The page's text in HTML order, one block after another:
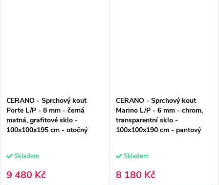
CERANO - Sprchový kout
Porte L/P - 8 mm - černá
matná, grafitové sklo -
100x100x195 cm - otočný
Skladem
9 480 Kč
CERANO - Sprchový kout
Marino L/P - 6 mm - chrom,
transparentní sklo -
100x100x190 cm - pantový
Skladem
8 180 Kč